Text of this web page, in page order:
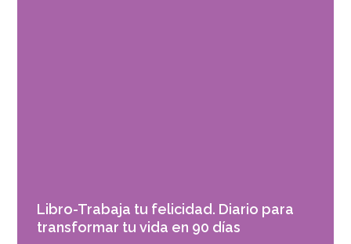
Libro-Trabaja tu felicidad. Diario para
transformar tu vida en 90 días